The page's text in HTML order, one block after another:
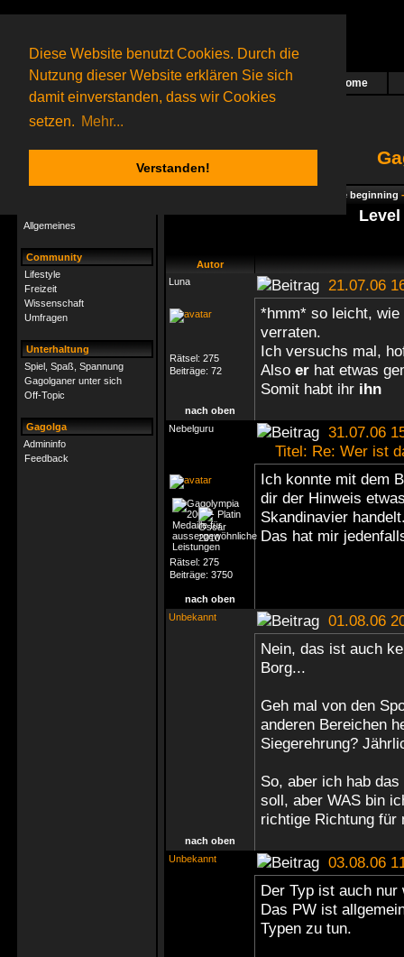
Diese Website benutzt Cookies. Durch die
Nutzung dieser Website erklären Sie sich
damit einverstanden, dass wir Cookies
setzen. Mehr...
Verstanden!
Das nächste Rätsel ist in Arbeit Home
67 Gagolganeronline(0 registrierte und 67 Gäste)
Gagolganer:
9732Rätsel online:
Allgemeines
Community
Lifestyle
Freizeit
Wissenschaft
Umfragen
Unterhaltung
Spiel, Spaß, Spannung
Gagolganer unter sich
Off-Topic
Gagolga
Admininfo
Feedback
Gagolga - The beginning
Autor
Luna
21.07.06
Rätsel: 275
Beiträge: 72
*hmm* so leicht, wie
verraten.
Ich versuchs mal,
Also er hat etwas
Somit habt ihr ihn
nach oben
Nebelguru
31.07.06
Titel: Re: Wer ist
Rätsel: 275
Beiträge: 3750
Ich konnte mit dem
dir der Hinweis
Skandinavier
Das hat mir
nach oben
Unbekannt
01.08.06
Nein, das ist auch
Borg...
Geh mal von den
anderen Bereichen
Siegerehrung?
So, aber ich hab
soll, aber WAS bin
richtige Richtung für
nach oben
Unbekannt
03.08.06
Der Typ ist auch nur
Das PW ist
Typen zu tun.